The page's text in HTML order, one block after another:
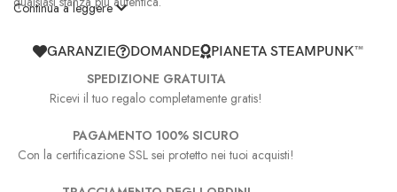
I nostri orologi da parete steampunk non sono solo un modo funzionale
per conoscere l’ora, ma sono anche opere d’arte. Ogni orologio è
realizzato conmateriali di alta qualità
significa che dureranno per tutta la vita. E non importa se state cercando
design tra cui scegliere. Dai quadranti degli orologi con ingranaggi
esposti agli orologi con dettagli eleganti, troverete sicuramente il
Continua a leggere
GARANZIE DOMANDE PIANETA STEAMPUNK™
SPEDIZIONE GRATUITA
Ricevi il tuo regalo completamente gratis!
PAGAMENTO 100% SICURO
Con la certificazione SSL sei protetto nei tuoi acquisti!